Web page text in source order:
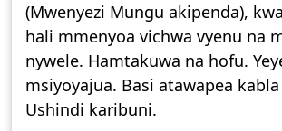
(Mwenyezi Mungu akipenda),
hali mmenyoa vichwa vyenu na
nywele. Hamtakuwa na hofu.
msiyoyajua. Basi atawapea kabla
Ushindi karibuni.